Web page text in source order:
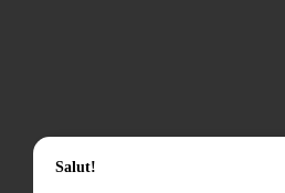
Salut!